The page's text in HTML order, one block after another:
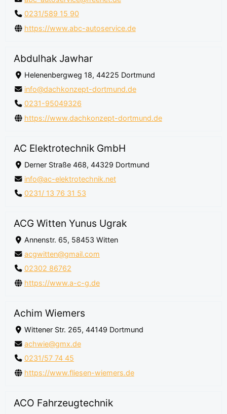
0231/589 15 90
https://www.abc-autoservice.de
Abdulhak Jawhar
Helenenbergweg 18, 44225 Dortmund
info@dachkonzept-dortmund.de
0231-95049326
https://www.dachkonzept-dortmund.de
AC Elektrotechnik GmbH
Derner Straße 468, 44329 Dortmund
info@ac-elektrotechnik.net
0231/ 13 76 31 53
ACG Witten Yunus Ugrak
Annenstr. 65, 58453 Witten
acgwitten@gmail.com
02302 86762
https://www.a-c-g.de
Achim Wiemers
Wittener Str. 265, 44149 Dortmund
achwie@gmx.de
0231/57 74 45
https://www.fliesen-wiemers.de
ACO Fahrzeugtechnik